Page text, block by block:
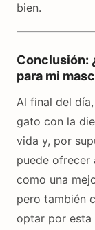
bien.
Conclusión:
para mi
Al final del
gato con la
vida y, por
puede ofrecer
como una
pero también
optar por esta